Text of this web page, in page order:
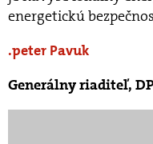
energetickú
peter Pavuk
Generálny riaditeľ,